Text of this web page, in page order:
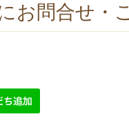
お問合せ・